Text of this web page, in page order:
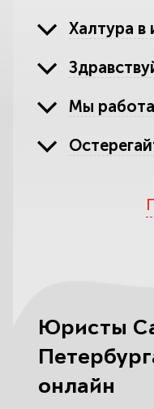
Халтура в
Мы
юристов
Юристы
онлайн